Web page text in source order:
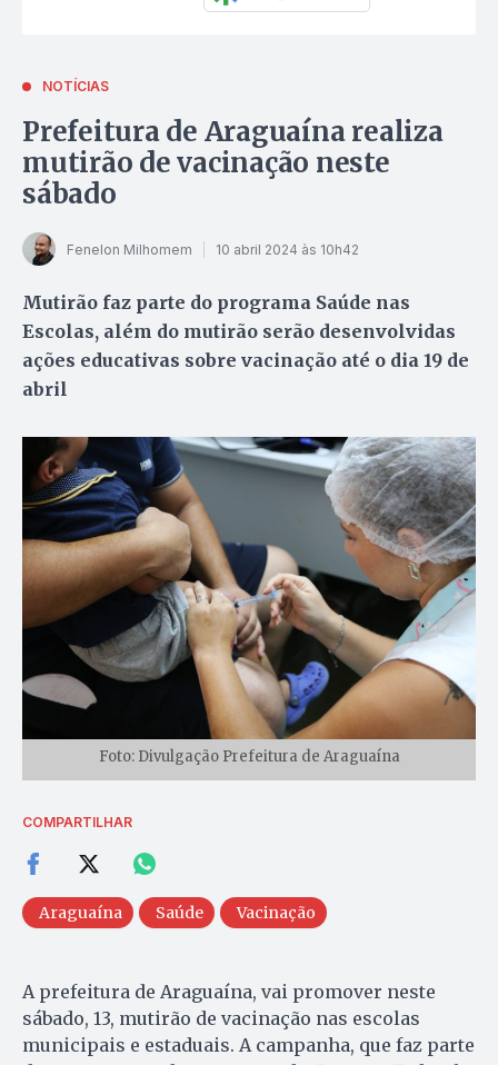
NOTÍCIAS
Prefeitura de Araguaína realiza
mutirão de vacinação neste
sábado
Fenelon Milhomem 10 abril 2024 às 10h42
Mutirão faz parte do programa Saúde nas
Escolas, além do mutirão serão desenvolvidas
ações educativas sobre vacinação até o dia 19 de
abril
Foto: Divulgação Prefeitura de Araguaína
COMPARTILHAR
Araguaína Saúde Vacinação
A prefeitura de Araguaína, vai promover neste
sábado, 13, mutirão de vacinação nas escolas
municipais e estaduais. A campanha, que faz parte